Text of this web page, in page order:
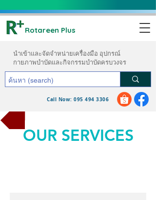
Rotareen Plus
นำเข้าและจัดจำหน่ายเครื่องมือ อุปกรณ์
กายภาพบำบัดและกิจกรรมบำบัดครบวงจร
Call Now: 095 494 3306
OUR SERVICES